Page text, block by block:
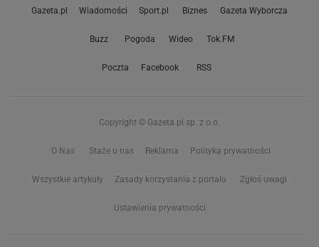
Gazeta.pl Wiadomości Sport.pl Biznes Gazeta Wyborcza
Buzz Pogoda Wideo Tok.FM
Poczta Facebook RSS
Copyright © Gazeta.pl sp. z o.o.
O Nas Staże u nas Reklama Polityka prywatności
Wszystkie artykuły Zasady korzystania z portalu Zgłoś uwagi
Ustawienia prywatności